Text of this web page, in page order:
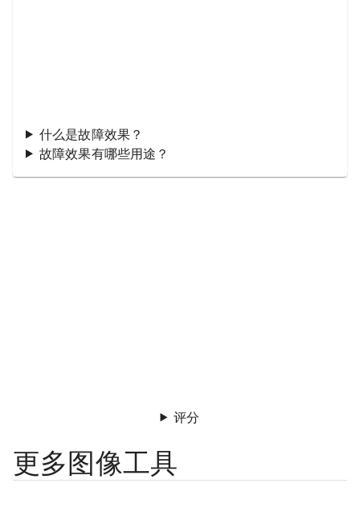
什么是故障效果？
故障效果有哪些用途？
评分
更多图像工具